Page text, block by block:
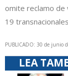
omite reclamo de
19
PUBLICADO: 30 de junio
LEA